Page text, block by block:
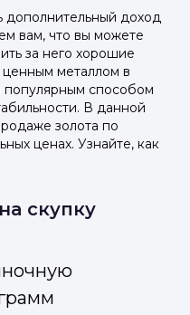
дополнительный доход
вам, что вы можете
за него хорошие
ценным металлом в
популярным способом
В данной
золота по
ценах. Узнайте, как
скупку